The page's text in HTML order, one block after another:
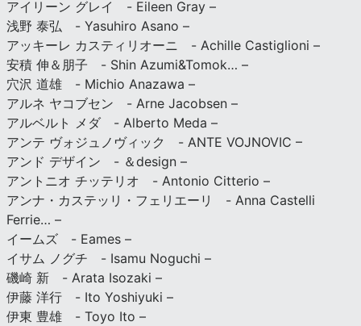
アイリーン グレイ - Eileen Gray –
浅野 泰弘 - Yasuhiro Asano –
アッキーレ カスティリオーニ - Achille Castiglioni –
安積 伸＆朋子 - Shin Azumi&Tomok… –
穴沢 道雄 - Michio Anazawa –
アルネ ヤコブセン - Arne Jacobsen –
アルベルト メダ - Alberto Meda –
アンテ ヴォジュノヴィック - ANTE VOJNOVIC –
アンド デザイン - ＆design –
アントニオ チッテリオ - Antonio Citterio –
アンナ・カステッリ・フェリエーリ - Anna Castelli
Ferrie… –
イームズ - Eames –
イサム ノグチ - Isamu Noguchi –
磯崎 新 - Arata Isozaki –
伊藤 洋行 - Ito Yoshiyuki –
伊東 豊雄 - Toyo Ito –